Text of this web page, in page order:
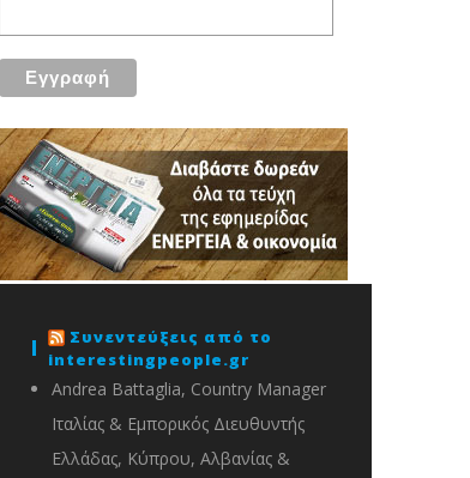
Συνεντεύξεις από το
interestingpeople.gr
Andrea Battaglia, Country Manager
Ιταλίας & Εμπορικός Διευθυντής
Ελλάδας, Κύπρου, Αλβανίας &